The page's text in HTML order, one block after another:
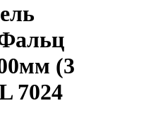
(3
7024